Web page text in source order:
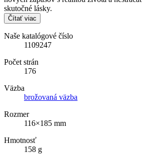
skutočné lásky.
Čítať viac
Naše katalógové číslo
1109247
Počet strán
176
Väzba
brožovaná väzba
Rozmer
116×185 mm
Hmotnosť
158 g